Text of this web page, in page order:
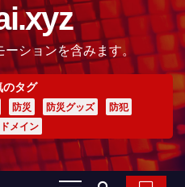
ーションを含みます。
のタグ
防災 防災グッズ
防犯
メイン